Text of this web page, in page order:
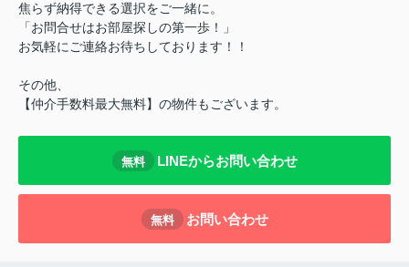
焦らず納得できる選択をご一緒に。
「お問合せはお部屋探しの第一歩！」
お気軽にご連絡お待ちしております！！
その他、
【仲介手数料最大無料】の物件もございます。
無料 LINEからお問い合わせ
無料 お問い合わせ